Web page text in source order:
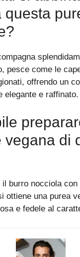
questa
pesce come le
offrendo un
elegante e raffinato.
vegana di
burro nocciola
ottiene una purea
e fedele al